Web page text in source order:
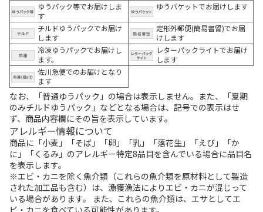
ゆうパック等でお届けしま
す
ゆうパケットでお届けします
チルドゆうパックでお届け
します
定形外郵便(簡易書留)でお届
けします
冷凍ゆうパックでお届けし
ます。
レターパックライトでお届け
します
佐川急便でのお届けとなり
ます
なお、「普通ゆうパック」の場合は表示しません。また、「夏期
のみチルドゆうパック」などとなる場合は、記号での表示はせ
ず、商品内容欄にその旨を表示しています。
アレルギー情報について
商品に「小麦」「そば」「卵」「乳」「落花生」「えび」「か
に」「くるみ」のアレルギー特定8品目を含んでいる場合に品目名
を表示します。
※エビ・カニを除く魚介類（これらの魚介類を原材料として製造
された加工品も含む）は、漁獲漁法によりエビ・カニが混じって
いる場合があります。 また、これらの魚介類は、エサとしてエ
ビ・カニを食べている可能性があります。